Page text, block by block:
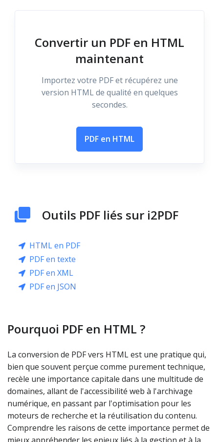
Convertir un PDF en HTML
maintenant
Importez votre PDF et récupérez une
version HTML de qualité en quelques
secondes.
PDF en HTML
Outils PDF liés sur i2PDF
HTML en PDF
PDF en texte
PDF en XML
PDF en JSON
Pourquoi PDF en HTML ?
La conversion de PDF vers HTML est une pratique qui,
bien que souvent perçue comme purement technique,
recèle une importance capitale dans une multitude de
domaines, allant de l'accessibilité web à l'archivage
numérique, en passant par l'optimisation pour les
moteurs de recherche et la réutilisation du contenu.
Comprendre les raisons de cette importance permet de